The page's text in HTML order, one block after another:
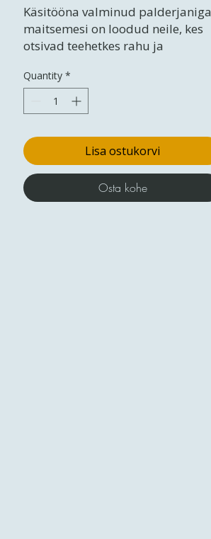
Käsitööna valminud palderjaniga
maitsemesi on loodud neile, kes
otsivad teehetkes rahu ja
sulandub peene, palderjani
noodiga, luues sügava ja
rahustava maitseelamuse, mis
Quantity *
Lisa ostukorvi
Osta kohe